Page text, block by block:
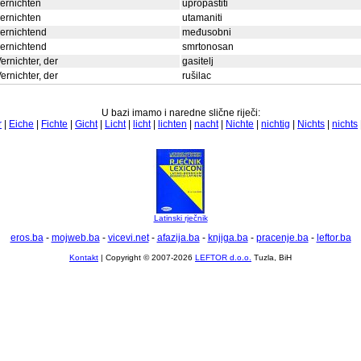
upropastiti
utamaniti
međusobni
smrtonosan
der
gasitelj
der
rušilac
U bazi imamo i naredne slične riječi:
Eiche Fichte Gicht| Licht| licht| lichten nacht| Nichte nichtig Nichts nichts
Latinski rječnik
eros.ba- mojweb.ba- vicevi.net- afazija.ba- knjiga.ba- pracenje.ba- leftor.ba
Kontakt | Copyright © 2007-2026 LEFTOR d.o.o. Tuzla, BiH